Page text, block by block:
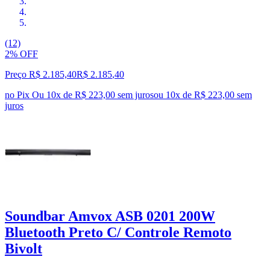
(12)
2% OFF
Preço R$ 2.185,40R$ 2.185,40
no Pix Ou 10x de R$ 223,00 sem jurosou 10x de R$ 223,00 sem
juros
Soundbar Amvox ASB 0201 200W
Bluetooth Preto C/ Controle Remoto
Bivolt